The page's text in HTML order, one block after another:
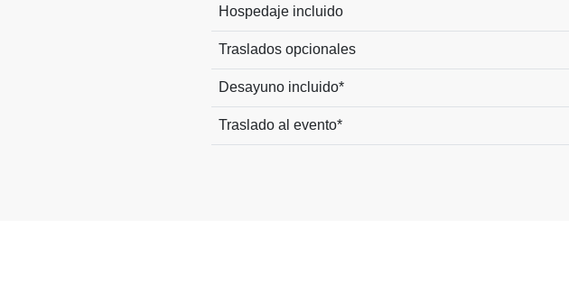
Hospedaje incluido
Traslados opcionales
Desayuno incluido*
Traslado al evento*